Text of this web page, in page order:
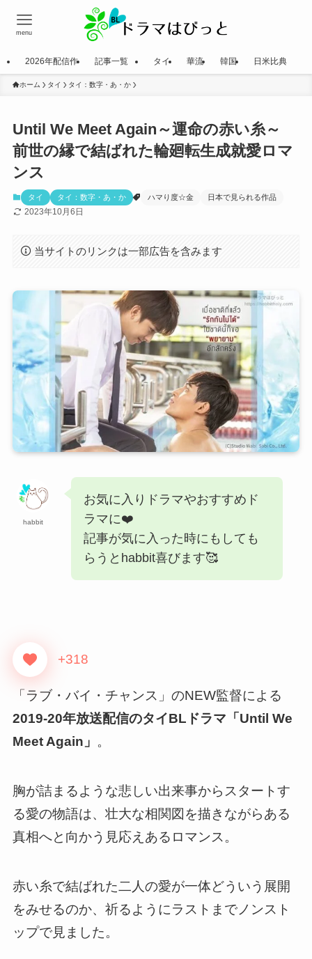
menu
2026年配信作 記事一覧 タイ 華流 韓国 日米比典
ホーム タイ タイ：数字・あ・か
Until We Meet Again～運命の赤い糸～
前世の縁で結ばれた輪廻転生成就愛ロマ
ンス
タイ タイ：数字・あ・か ハマり度☆金 日本で見られる作品
2023年10月6日
当サイトのリンクは一部広告を含みます
habbit
お気に入りドラマやおすすめド
ラマに❤️
記事が気に入った時にもしても
らうとhabbit喜びます🥰
+318
「ラブ・バイ・チャンス」のNEW監督による
2019-20年放送配信のタイBLドラマ「Until We
Meet Again」 。
胸が詰まるような悲しい出来事からスタートす
る愛の物語は、壮大な相関図を描きながらある
真相へと向かう見応えあるロマンス。
赤い糸で結ばれた二人の愛が一体どういう展開
をみせるのか、 祈るようにラストまでノンスト
ップで見ました。